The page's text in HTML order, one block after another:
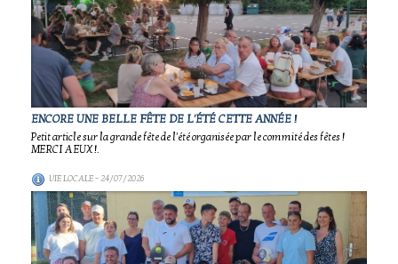
ENCORE UNE BELLE FÊTE DE L'ÉTÉ CETTE ANNÉE !
Petit article sur la grande fête de l'été organisée par le commité des fêtes !
MERCI A EUX !.
VIE LOCALE- 24/07/2026